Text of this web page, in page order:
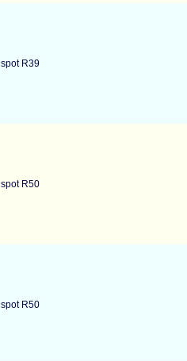
spot R39
spot R50
spot R50